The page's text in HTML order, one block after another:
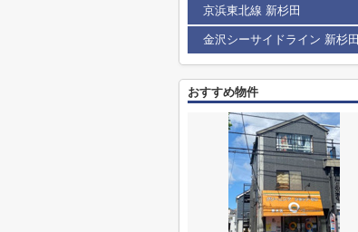
京浜東北線 新杉田
金沢シーサイドライン 新杉田
おすすめ物件